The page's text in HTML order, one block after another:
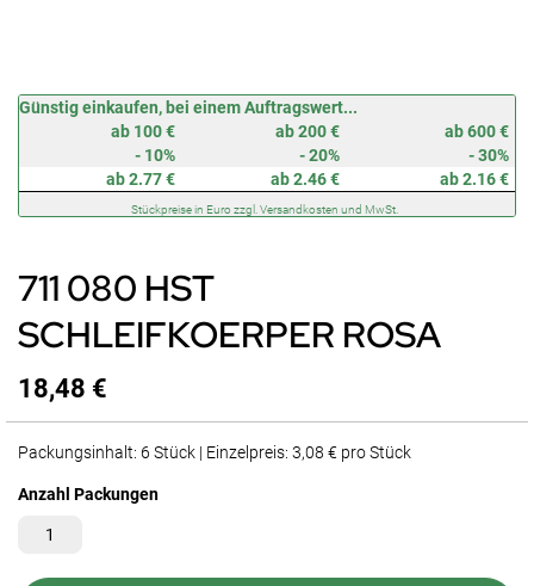
Günstig einkaufen, bei einem Auftragswert...
ab 100 €
ab 200 €
ab 600 €
- 10%
- 20%
- 30%
ab 2.77 €
ab 2.46 € ab 2.16 €
Stückpreise in Euro zzgl. Versandkosten und MwSt.
711 080 HST
SCHLEIFKOERPER ROSA
18,48 €
Packungsinhalt: 6 Stück | Einzelpreis: 3,08 € pro Stück
Anzahl Packungen
Zum
Anfang
springen